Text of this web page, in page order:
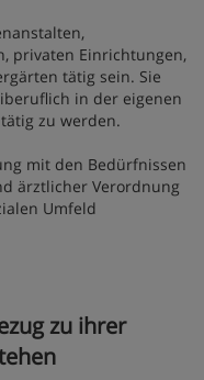
privaten Einrichtungen,
tätig sein. Sie
in der eigenen
zu werden.
mit den Bedürfnissen
ärztlicher Verordnung
Umfeld
zu ihrer